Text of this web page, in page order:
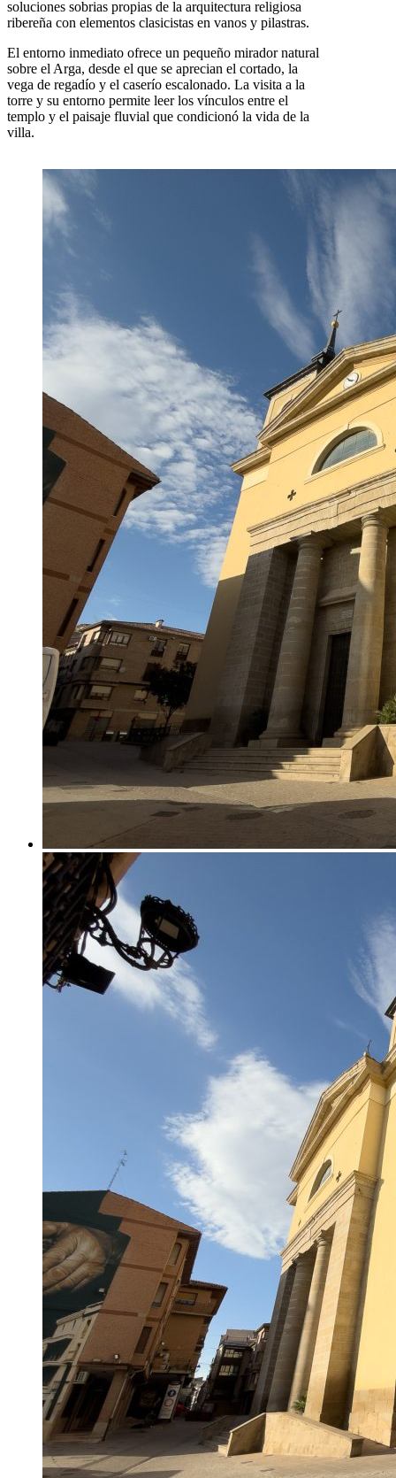
soluciones sobrias propias de la arquitectura religiosa
ribereña con elementos clasicistas en vanos y pilastras.
El entorno inmediato ofrece un pequeño mirador natural
sobre el Arga, desde el que se aprecian el cortado, la
vega de regadío y el caserío escalonado. La visita a la
torre y su entorno permite leer los vínculos entre el
templo y el paisaje fluvial que condicionó la vida de la
villa.